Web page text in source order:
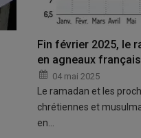
Fin février 2025, le
en agneaux français
04 mai 2025
Le ramadan et les
chrétiennes et
en…